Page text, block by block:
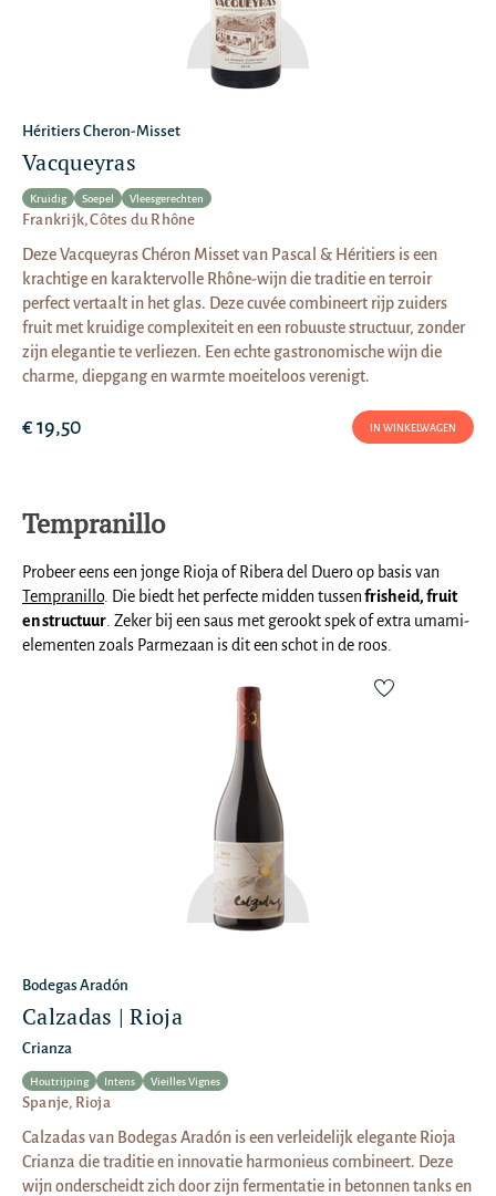
Héritiers Cheron-Misset
Vacqueyras
Kruidig Soepel Vleesgerechten
Frankrijk, Côtes du Rhône
Deze Vacqueyras Chéron Misset van Pascal & Héritiers is een
krachtige en karaktervolle Rhône-wijn die traditie en terroir
perfect vertaalt in het glas. Deze cuvée combineert rijp zuiders
fruit met kruidige complexiteit en een robuuste structuur, zonder
zijn elegantie te verliezen. Een echte gastronomische wijn die
charme, diepgang en warmte moeiteloos verenigt.
€ 19,50 IN WINKELWAGEN
Tempranillo
Probeer eens een jonge Rioja of Ribera del Duero op basis van
Tempranillo. Die biedt het perfecte midden tussenfrisheid, fruit
en structuur . Zeker bij een saus met gerookt spek of extra umami-
elementen zoals Parmezaan is dit een schot in de roos.
Bodegas Aradón
Calzadas | Rioja
Crianza
Houtrijping Intens Vieilles Vignes
Spanje, Rioja
Calzadas van Bodegas Aradón is een verleidelijk elegante Rioja
Crianza die traditie en innovatie harmonieus combineert. Deze
wijn onderscheidt zich door zijn fermentatie in betonnen tanks en